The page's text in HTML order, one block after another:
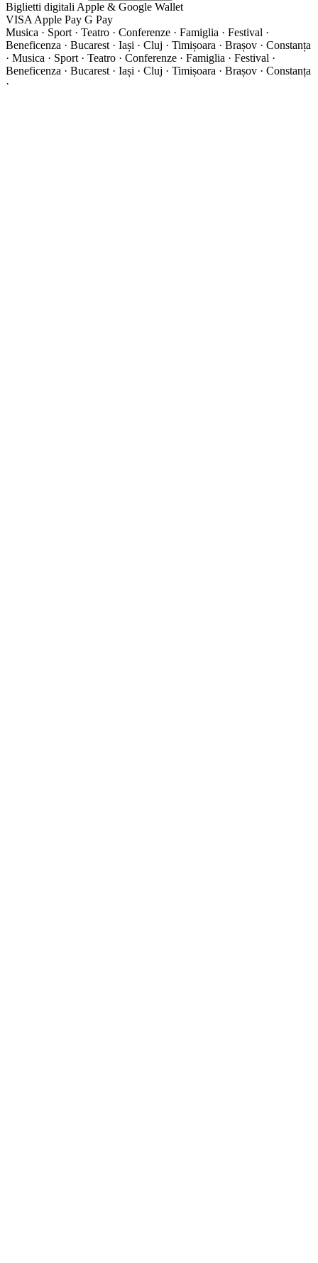
Biglietti digitali Apple & Google Wallet
VISA Apple Pay G Pay
Musica · Sport · Teatro · Conferenze · Famiglia · Festival ·
Beneficenza · Bucarest · Iași · Cluj · Timișoara · Brașov · Constanța
· Musica · Sport · Teatro · Conferenze · Famiglia · Festival ·
Beneficenza · Bucarest · Iași · Cluj · Timișoara · Brașov · Constanța
·